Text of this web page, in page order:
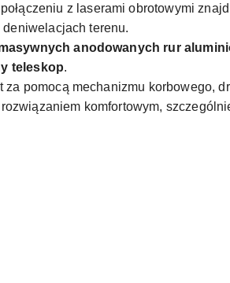
z laserami obrotowymi
terenu.
anodowanych rur
teleskop.
pomocą mechanizmu korbowego,
komfortowym,